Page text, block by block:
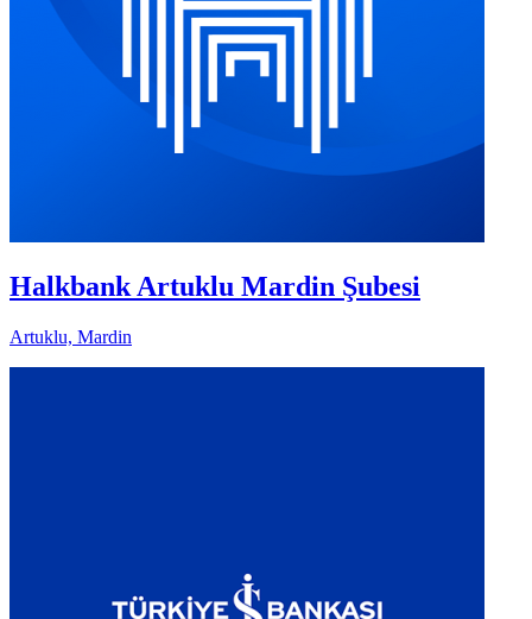
Halkbank Artuklu Mardin Şubesi
Artuklu, Mardin